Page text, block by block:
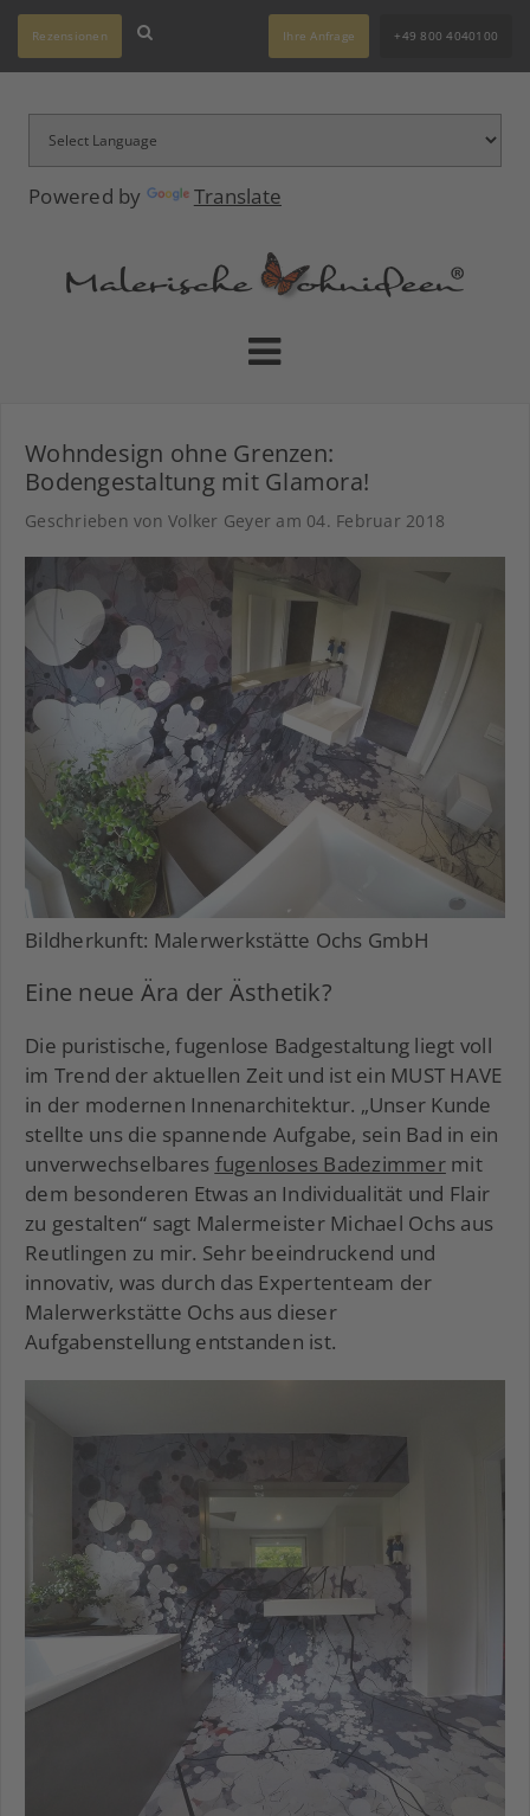
Powered by Translate
Rezensionen Ihre Anfrage +49 800 4040100
Wohndesign ohne Grenzen:
Bodengestaltung mit Glamora!
Geschrieben von Volker Geyer am 04. Februar 2018
Bildherkunft: Malerwerkstätte Ochs GmbH
Eine neue Ära der Ästhetik?
Die puristische, fugenlose Badgestaltung liegt voll
im Trend der aktuellen Zeit und ist ein MUST HAVE
in der modernen Innenarchitektur. „Unser Kunde
stellte uns die spannende Aufgabe, sein Bad in ein
unverwechselbares fugenloses Badezimmermit
dem besonderen Etwas an Individualität und Flair
zu gestalten“ sagt Malermeister Michael Ochs aus
Reutlingen zu mir. Sehr beeindruckend und
innovativ, was durch das Expertenteam der
Malerwerkstätte Ochs aus dieser
Aufgabenstellung entstanden ist.